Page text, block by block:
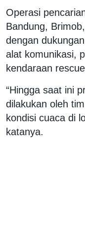
Operasi
Bandung,
dengan
alat komunikasi,
kendaraan
“Hingga saat ini
dilakukan oleh
kondisi cuaca di
katanya.